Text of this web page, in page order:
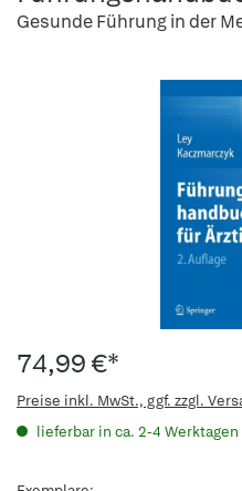
Gesunde Führung in der
74,99 €*
Preise inkl. MwSt., ggf. zzgl.
lieferbar in ca. 2-4 Werktagen